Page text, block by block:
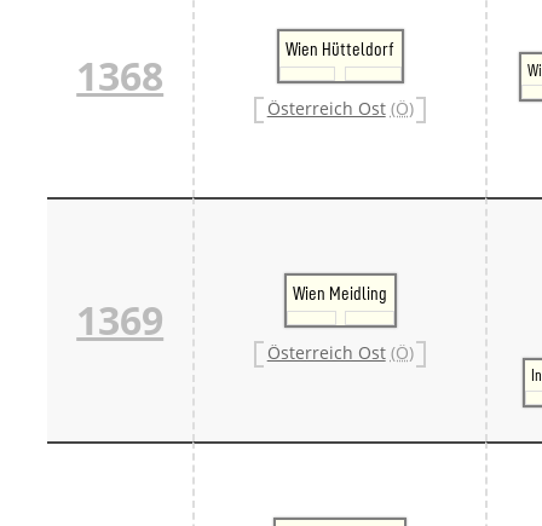
1368
Wien Hütteldorf
Österreich Ost (Ö)
1369
Wien Meidling
Österreich Ost (Ö)